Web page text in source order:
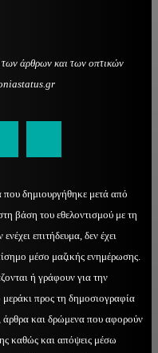
των άρθρων και των οπτικών
δημιουργήθηκε μετά από
βάση του εθελοντισμού με τη
επιτήδευμα, δεν έχει
μέσο μαζικής ενημέρωσης.
ή γράφουν για την
μεράκι προς τη δημοσιογραφία
άρθρα και δρώμενα που αφορούν
καθώς και απόψεις μέσω